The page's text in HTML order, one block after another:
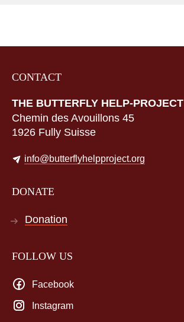
CONTACT
THE BUTTERFLY HELP-PROJECT
Chemin des Avouillons 45
1926 Fully Suisse
info@butterflyhelpproject.org
DONATE
Donation
FOLLOW US
Facebook
Instagram